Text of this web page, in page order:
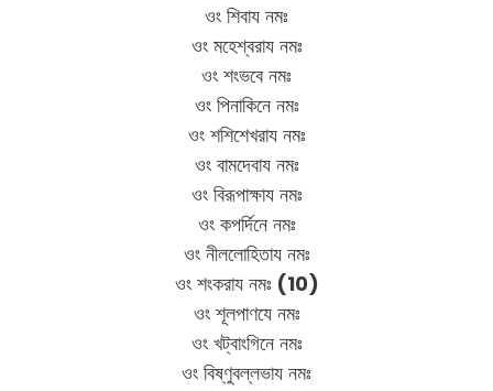
ওং শিবায নমঃ
ওং মহেশ্বরায নমঃ
ওং শংভবে নমঃ
ওং পিনাকিনে নমঃ
ওং শশিশেখরায নমঃ
ওং বামদেবায নমঃ
ওং বিরূপাক্ষায নমঃ
ওং কপর্দিনে নমঃ
ওং নীললোহিতায নমঃ
ওং শংকরায নমঃ (10)
ওং শূলপাণযে নমঃ
ওং খট্বাংগিনে নমঃ
ওং বিষ্ণুবল্লভায নমঃ